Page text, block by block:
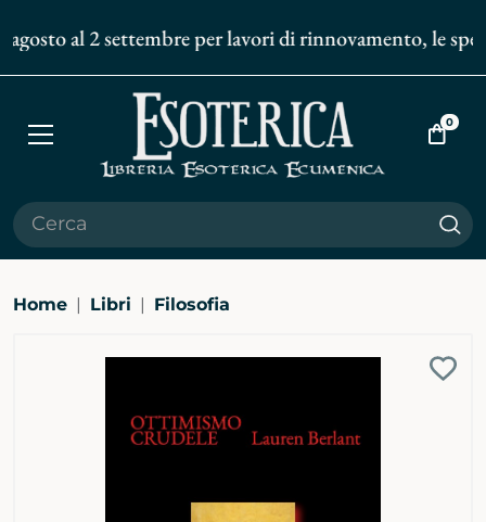
al 2 settembre per lavori di rinnovamento, le
Apri
Vai
0
Home Libri Filosofia
Ingrandisci